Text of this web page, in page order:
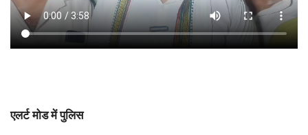
एलर्ट मोड में पुलिस